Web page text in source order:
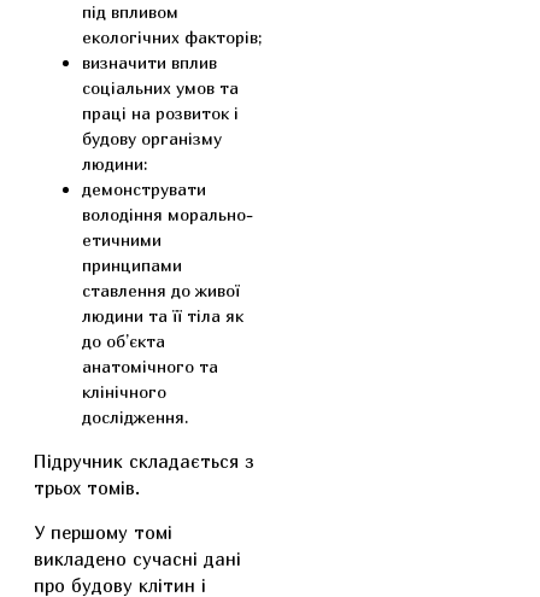
під впливом
екологічних факторів;
визначити вплив
соціальних умов та
праці на розвиток і
будову організму
людини:
демонструвати
володіння морально-
етичними
принципами
ставлення до живої
людини та її тіла як
до об’єкта
анатомічного та
клінічного
дослідження.
Підручник складається з
трьох томів.
У першому томі
викладено сучасні дані
про будову клітин і